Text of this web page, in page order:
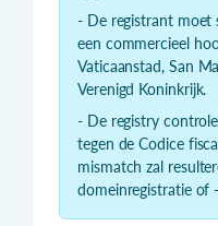
- De registrant moet
een commercieel
Vaticaanstad, San
Verenigd Koninkrijk.
- De registry
tegen de Codice
mismatch zal
domeinregistratie of